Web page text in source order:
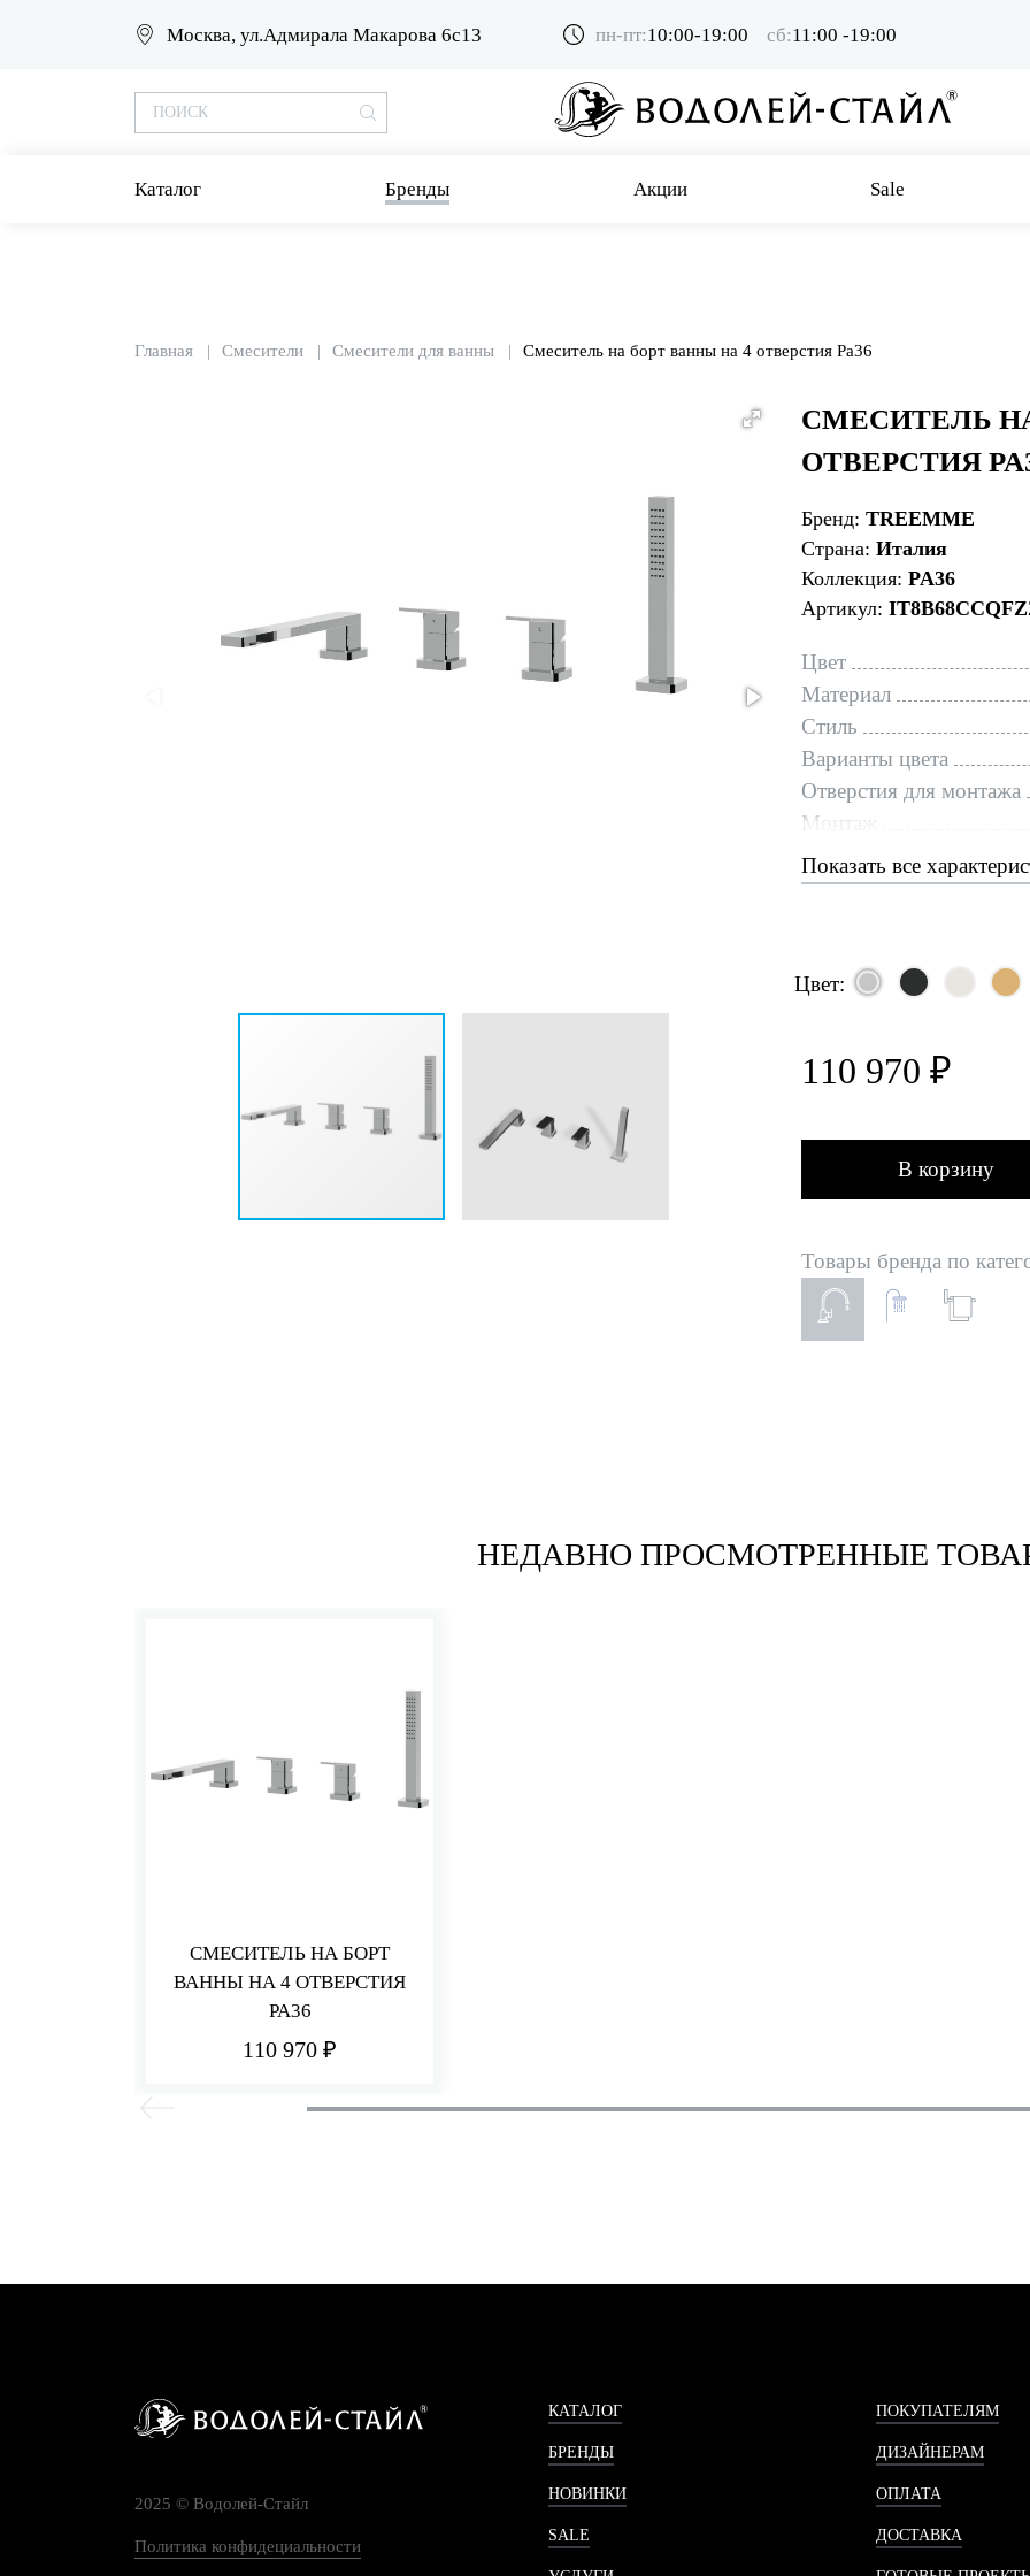
Москва, ул.Адмирала Макарова 6с13 пн-пт:10:00-19:00 сб:11:00 -19:00
Каталог Бренды Акции Sale
Главная Смесители Смесители для ванны Смеситель на борт ванны на 4 отверстия Pa36
СМЕСИТЕЛЬ
ОТВЕРСТИЯ
Бренд: TREEMME
Страна: Италия
Коллекция: PA36
Артикул:
Цвет
Материал
Стиль
Варианты цвета
Отверстия для монтажа
Монтаж
Показать все
Цвет:
110 970 ₽
В корзину
Товары бренда по
НЕДАВНО ПРОСМОТРЕННЫЕ
СМЕСИТЕЛЬ НА БОРТ
ВАННЫ НА 4 ОТВЕРСТИЯ
PA36
110 970 ₽
2025 © Водолей-Cтайл
Политика конфидециальности
КАТАЛОГ
БРЕНДЫ
НОВИНКИ
SALE
ПОКУПАТЕЛЯМ
ДИЗАЙНЕРАМ
ОПЛАТА
ДОСТАВКА